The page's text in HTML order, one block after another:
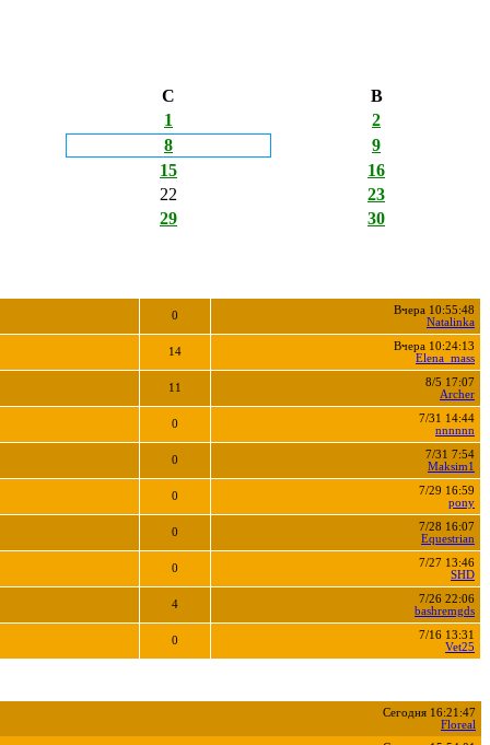
С
В
1
2
8
9
15
16
22
23
29
30
0
Вчера 10:55:48
Natalinka
14
Вчера 10:24:13
Elena_mass
11
8/5 17:07
Archer
0
7/31 14:44
nnnnnn
0
7/31 7:54
Maksim1
0
7/29 16:59
pony
0
7/28 16:07
Equestrian
0
7/27 13:46
SHD
4
7/26 22:06
bashremgds
0
7/16 13:31
Vet25
Сегодня 16:21:47
Floreal